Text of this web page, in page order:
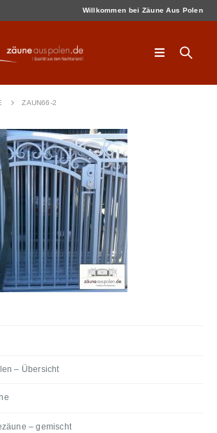
Willkommen bei Zäune Aus Polen
ZAUN66-2
– Übersicht
– gemischt